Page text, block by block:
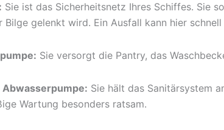
Sie ist das Sicherheitsnetz Ihres Schiffes. Sie
Bilge gelenkt wird. Ein Ausfall kann hier
Sie versorgt die Pantry, das
Abwasserpumpe: Sie hält das Sanitärsystem
Wartung besonders ratsam.